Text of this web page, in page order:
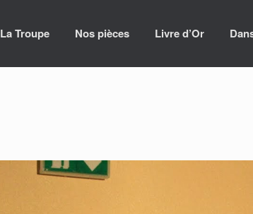
La Troupe Nos pièces Livre d’Or